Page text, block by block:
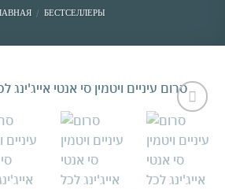
/ БЕСТСЕЛЛЕРЫ
אהבתי